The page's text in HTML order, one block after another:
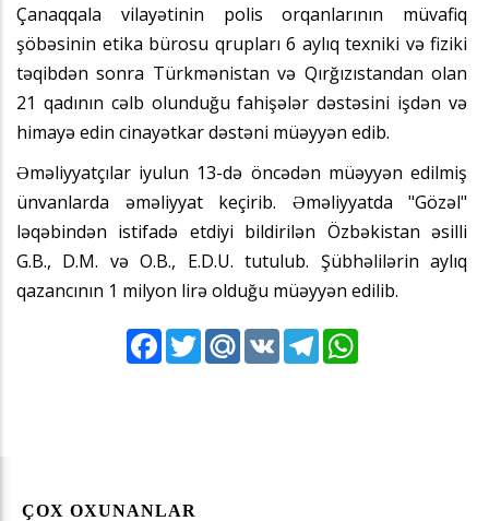
Çanaqqala vilayətinin polis orqanlarının müvafiq
şöbəsinin etika bürosu qrupları 6 aylıq texniki və fiziki
təqibdən sonra Türkmənistan və Qırğızıstandan olan
21 qadının cəlb olunduğu fahişələr dəstəsini işdən və
himayə edin cinayətkar dəstəni müəyyən edib.
Əməliyyatçılar iyulun 13-də öncədən müəyyən edilmiş
ünvanlarda əməliyyat keçirib. Əməliyyatda "Gözəl"
ləqəbindən istifadə etdiyi bildirilən Özbəkistan əsilli
G.B., D.M. və O.B., E.D.U. tutulub. Şübhəlilərin aylıq
qazancının 1 milyon lirə olduğu müəyyən edilib.
FacebookTwitterMail.RuVK Telegram
ÇOX OXUNANLAR